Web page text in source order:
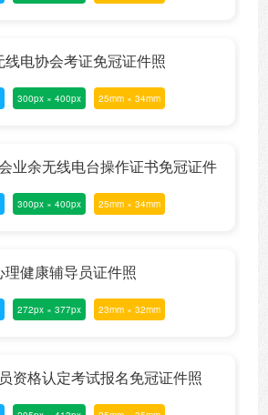
线电协会考证免冠证件照
300px × 400px 25mm × 34mm
业余无线电台操作证书免冠证件
照
300px × 400px 25mm × 34mm
理健康辅导员证件照
272px × 377px 23mm × 32mm
资格认定考试报名免冠证件照